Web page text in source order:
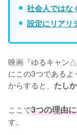
社会人ではな
設定にリアリ
映画『ゆるキャン
にこの3つである
からすると、 たし
ここで3つの理由
す。